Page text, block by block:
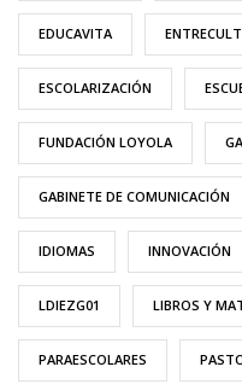
EDUCAVITA
ESCOLARIZACIÓN
FUNDACIÓN LOYOLA
GABINETE DE COMUNICACIÓN
IDIOMAS INNOVACIÓN
LDIEZG01 LIBROS Y
PARAESCOLARES